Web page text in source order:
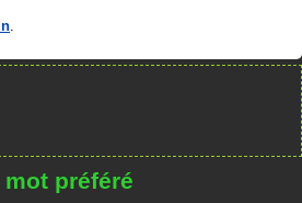
.
mot préféré